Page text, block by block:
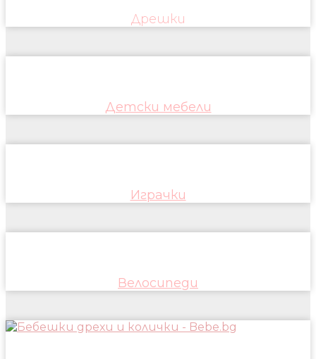
Дрешки
Детски мебели
Играчки
Велосипеди